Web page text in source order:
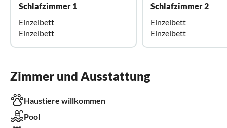
Schlafzimmer 1
Einzelbett
Einzelbett
Schlafzimmer 2
Einzelbett
Einzelbett
Zimmer und Ausstattung
Haustiere willkommen
Pool